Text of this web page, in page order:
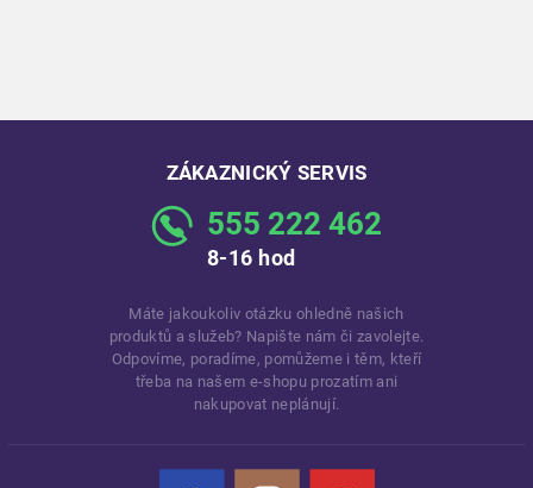
ZÁKAZNICKÝ SERVIS
555 222 462
8-16 hod
Máte jakoukoliv otázku ohledně našich
produktů a služeb? Napište nám či zavolejte.
Odpovíme, poradíme, pomůžeme i těm, kteří
třeba na našem e-shopu prozatím ani
nakupovat neplánují.